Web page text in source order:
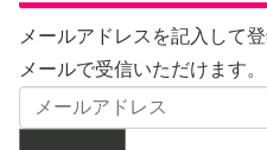
メールアドレスを記入して
メールで受信いただけます。